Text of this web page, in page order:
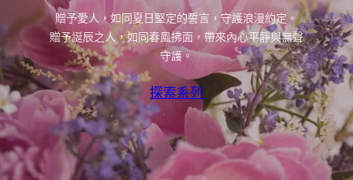
贈予愛人，如同夏日堅定的誓言，守護浪漫約定。
贈予誕辰之人，如同春風拂面，帶來內心平靜與無聲
守護。
探索系列